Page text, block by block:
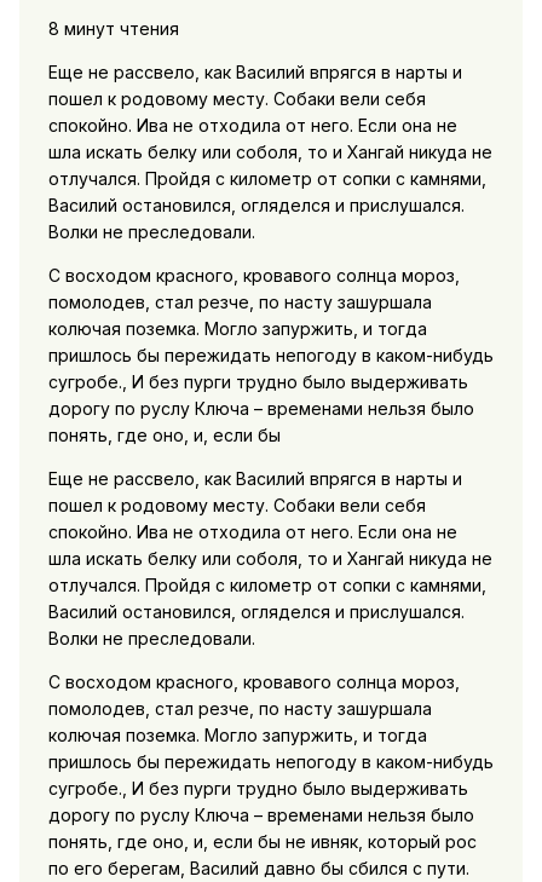
8 минут чтения
Еще не рассвело, как Василий впрягся в нарты и
пошел к родовому месту. Собаки вели себя
спокойно. Ива не отходила от него. Если она не
шла искать белку или соболя, то и Хангай никуда не
отлучался. Пройдя с километр от сопки с камнями,
Василий остановился, огляделся и прислушался.
Волки не преследовали.
С восходом красного, кровавого солнца мороз,
помолодев, стал резче, по насту зашуршала
колючая поземка. Могло запуржить, и тогда
пришлось бы пережидать непогоду в каком-нибудь
сугробе., И без пурги трудно было выдерживать
дорогу по руслу Ключа – временами нельзя было
понять, где оно, и, если бы
Еще не рассвело, как Василий впрягся в нарты и
пошел к родовому месту. Собаки вели себя
спокойно. Ива не отходила от него. Если она не
шла искать белку или соболя, то и Хангай никуда не
отлучался. Пройдя с километр от сопки с камнями,
Василий остановился, огляделся и прислушался.
Волки не преследовали.
С восходом красного, кровавого солнца мороз,
помолодев, стал резче, по насту зашуршала
колючая поземка. Могло запуржить, и тогда
пришлось бы пережидать непогоду в каком-нибудь
сугробе., И без пурги трудно было выдерживать
дорогу по руслу Ключа – временами нельзя было
понять, где оно, и, если бы не ивняк, который рос
по его берегам, Василий давно бы сбился с пути.